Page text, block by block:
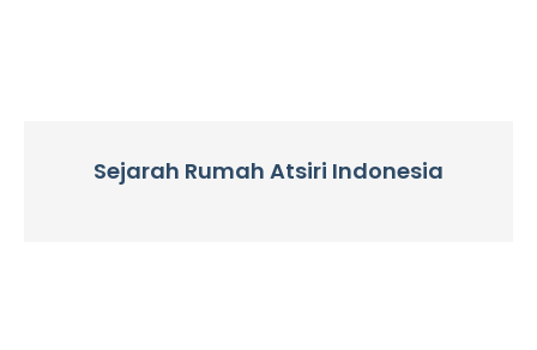
Sejarah Rumah Atsiri Indonesia